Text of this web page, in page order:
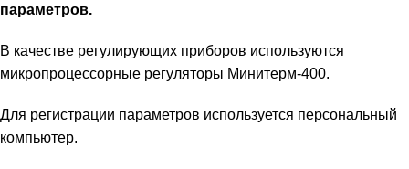
параметров.
В качестве регулирующих приборов используются
микропроцессорные регуляторы Минитерм-400.
Для регистрации параметров используется персональный
компьютер.